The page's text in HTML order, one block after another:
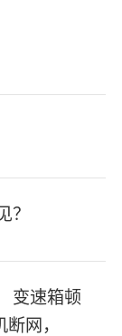
？
变速箱顿
网，